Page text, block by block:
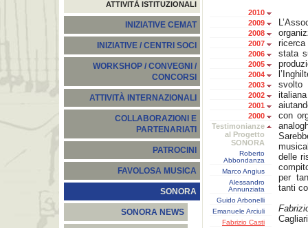
ATTIVITÀ ISTITUZIONALI
INIZIATIVE CEMAT
INIZIATIVE / CENTRI SOCI
WORKSHOP / CONVEGNI /
CONCORSI
ATTIVITÀ INTERNAZIONALI
COLLABORAZIONI E
PARTENARIATI
PATROCINI
FAVOLOSA MUSICA
SONORA
SONORA NEWS
2010
2009
2008
2007
2006
2005
2004
2003
2002
2001
2000
Testimonianze
al Progetto
SONORA
Roberto
Abbondanza
Marco Angius
Alessandro
Annunziata
Guido Arbonelli
Emanuele Arciuli
Fabrizio Casti
stata
svolto
con
delle
per
tanti